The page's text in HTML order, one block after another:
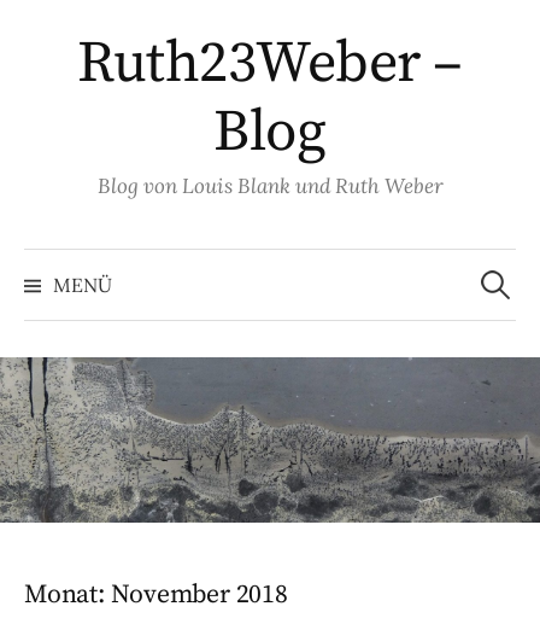
Ruth23Weber –
Blog
Blog von Louis Blank und Ruth Weber
MENÜ
Suchen
nach:
Monat: November 2018